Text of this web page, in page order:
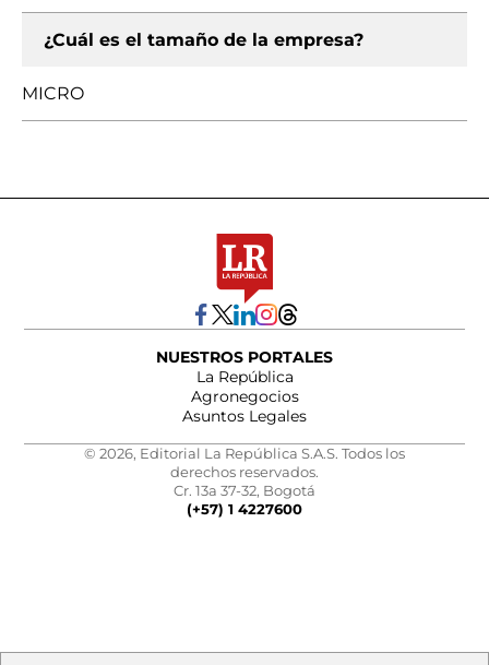
¿Cuál es el tamaño de la empresa?
MICRO
NUESTROS PORTALES
La República
Agronegocios
Asuntos Legales
© 2026, Editorial La República S.A.S. Todos los
derechos reservados.
Cr. 13a 37-32, Bogotá
(+57) 1 4227600